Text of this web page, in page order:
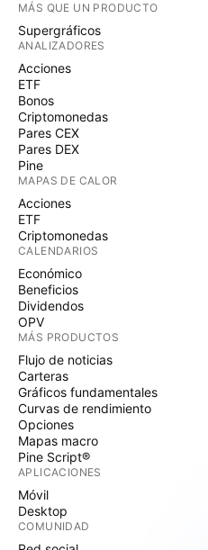
MÁS QUE UN PRODUCTO
Supergráficos
ANALIZADORES
Acciones
ETF
Bonos
Criptomonedas
Pares CEX
Pares DEX
Pine
MAPAS DE CALOR
Acciones
ETF
Criptomonedas
CALENDARIOS
Económico
Beneficios
Dividendos
OPV
MÁS PRODUCTOS
Flujo de noticias
Carteras
Gráficos fundamentales
Curvas de rendimiento
Opciones
Mapas macro
Pine Script®
APLICACIONES
Móvil
Desktop
COMUNIDAD